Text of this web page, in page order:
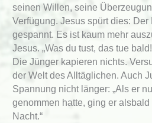
seinen Willen, seine
Verfügung. Jesus spürt dies: Der
gespannt. Es ist kaum mehr
Jesus. „Was du tust, das tue
Die Jünger kapieren nichts.
der Welt des Alltäglichen. Auch
Spannung nicht länger: „Als er
genommen hatte, ging er
Nacht.“